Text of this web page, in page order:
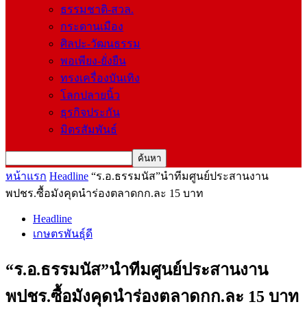
ธรรมชาติ-สวล.
กระดานเมือง
ศิลปะ-วัฒนธรรม
พอเพียง-ยั่งยืน
ทรงเครื่องบันเทิง
โลกปลายนิ้ว
ธุรกิจประกัน
มิตรสัมพันธ์
หน้าแรก Headline “ร.อ.ธรรมนัส”นำทีมศูนย์ประสานงาน
พปชร.ซื้อมังคุดนำร่องตลาดกก.ละ 15 บาท
Headline
เกษตรพันธุ์ดี
“ร.อ.ธรรมนัส”นำทีมศูนย์ประสานงาน
พปชร.ซื้อมังคุดนำร่องตลาดกก.ละ 15 บาท